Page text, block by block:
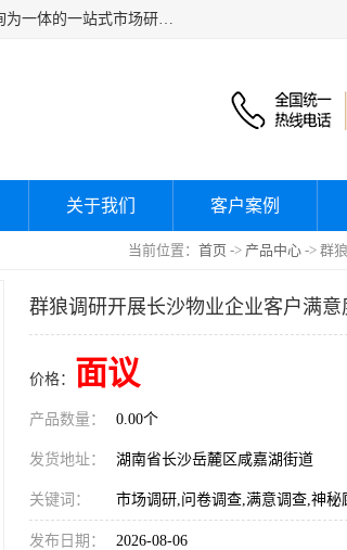
湖南群狼市场调研服务有限公司是一家集问卷设计、市场调查执行、数据统计分析、报告撰写、研究咨询为一体的一站式市场研究服务机构，主要服务：市场调研、三方评估、满意度研究、快消研究、地产物业调查、品牌研究、神秘顾客调查、行业研究、产品研究、公共事务专项调查等。
关于我们 客户案例
当前位置： 首页 -> 产品中心 -> 群
群狼调研开展长沙物业企业客户满意
价格： 面议
产品数量： 0.00个
发货地址： 湖南省长沙岳麓区咸嘉湖街道
关键词： 市场调研,问卷调查,满意调查,神秘
发布日期： 2026-08-06